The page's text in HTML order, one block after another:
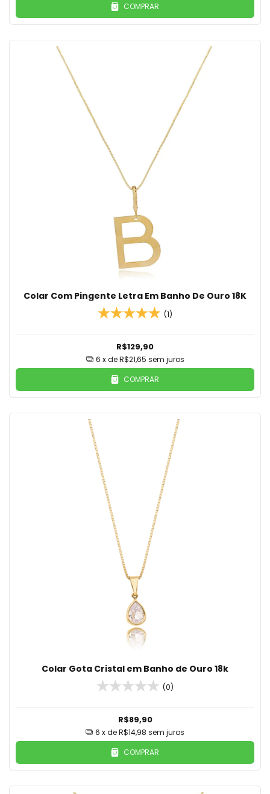
COMPRAR
Colar Com Pingente Letra Em Banho De Ouro 18K
(1)
R$129,90
6 x deR$21,65 sem juros
COMPRAR
Colar Gota Cristal em Banho de Ouro 18k
(0)
R$89,90
6 x deR$14,98 sem juros
COMPRAR